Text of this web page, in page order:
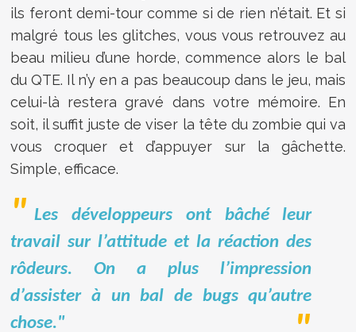
ils feront demi-tour comme si de rien n’était. Et si
malgré tous les glitches, vous vous retrouvez au
beau milieu d’une horde, commence alors le bal
du QTE. Il n’y en a pas beaucoup dans le jeu, mais
celui-là restera gravé dans votre mémoire. En
soit, il suffit juste de viser la tête du zombie qui va
vous croquer et d’appuyer sur la gâchette.
Simple, efficace.
Les développeurs ont bâché leur
travail sur l’attitude et la réaction des
rôdeurs. On a plus l’impression
d’assister à un bal de bugs qu’autre
chose."